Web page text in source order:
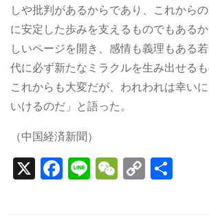
しや批判があるからであり、これから
に安定した歩みを支えるものでもある
しいページを開き、感情も義理もある
代に必ず新たなミラクルを生み出せるも
これからも大変だが、われわれは幸い
いけるのだ」と語った。
（中国経済新聞）
X F Li W C